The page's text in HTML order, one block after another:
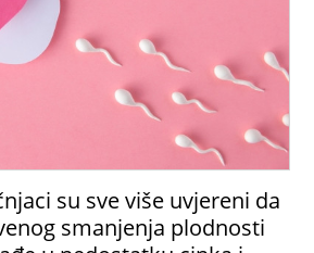
su sve više uvjereni da
smanjenja plodnosti